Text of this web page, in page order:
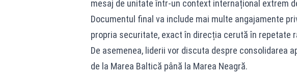
mesaj de unitate într-un context internațional extrem
Documentul final va include mai multe angajamente
propria securitate, exact în direcția cerută în repetate
De asemenea, liderii vor discuta despre consolidarea
de la Marea Baltică până la Marea Neagră.